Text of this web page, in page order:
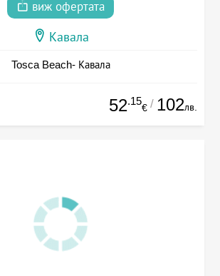
виж офертата
Кавала
Tosca Beach- Кавала
52.15
€ / 102лв.